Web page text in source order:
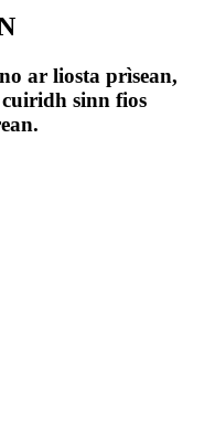
ar liosta prìsean,
sinn fios